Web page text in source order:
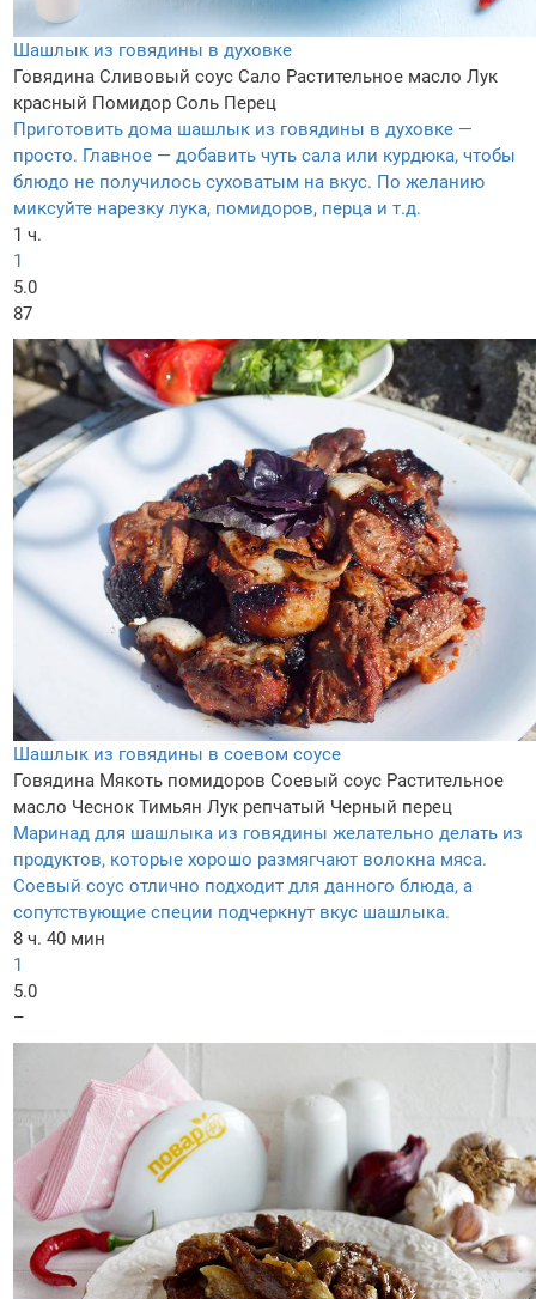
Шашлык из говядины в духовке
Говядина Сливовый соус Сало Растительное масло Лук
красный Помидор Соль Перец
Приготовить дома шашлык из говядины в духовке —
просто. Главное — добавить чуть сала или курдюка, чтобы
блюдо не получилось суховатым на вкус. По желанию
миксуйте нарезку лука, помидоров, перца и т.д.
1 ч.
1
5.0
87
Шашлык из говядины в соевом соусе
Говядина Мякоть помидоров Соевый соус Растительное
масло Чеснок Тимьян Лук репчатый Черный перец
Маринад для шашлыка из говядины желательно делать из
продуктов, которые хорошо размягчают волокна мяса.
Соевый соус отлично подходит для данного блюда, а
сопутствующие специи подчеркнут вкус шашлыка.
8 ч. 40 мин
1
5.0
–